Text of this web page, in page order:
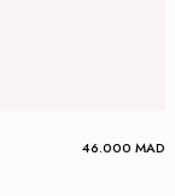
46.000 MAD